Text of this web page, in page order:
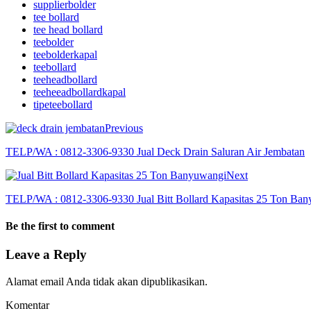
supplierbolder
tee bollard
tee head bollard
teebolder
teebolderkapal
teebollard
teeheadbollard
teeheeadbollardkapal
tipeteebollard
Previous
TELP/WA : 0812-3306-9330 Jual Deck Drain Saluran Air Jembatan
Next
TELP/WA : 0812-3306-9330 Jual Bitt Bollard Kapasitas 25 Ton
Be the first to comment
Leave a Reply
Alamat email Anda tidak akan dipublikasikan.
Komentar